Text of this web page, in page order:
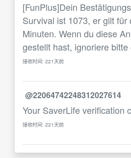
[FunPlus]Dein
Survival ist 1073, er gilt für
Minuten. Wenn du diese
gestellt hast, ignoriere
接收时间: 221天前
@22064742248312027614
Your SaverLife verification
接收时间: 221天前